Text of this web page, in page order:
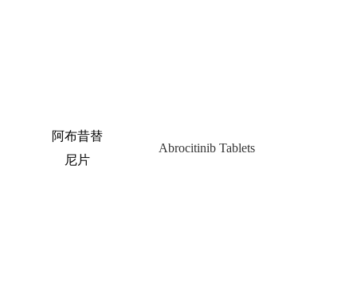
阿布昔替
尼片
Abrocitinib Tablets